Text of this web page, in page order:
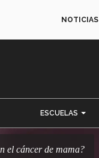
NOTICIAS
ESCUELAS
el cáncer de mama?